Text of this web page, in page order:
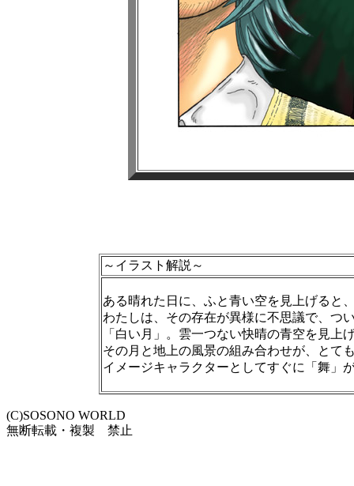
～イラスト解説～
ある晴れた日に、ふと青い空を見上げると
わたしは、その存在が異様に不思議で、つ
「白い月」。雲一つない快晴の青空を見
その月と地上の風景の組み合わせが、とて
イメージキャラクターとしてすぐに「舞」
(C)SOSONO WORLD
無断転載・複製 禁止